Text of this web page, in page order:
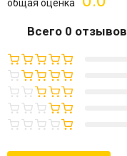
общая оценка
Всего 0 отзывов